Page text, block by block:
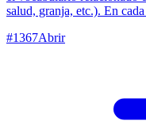
salud, granja, etc.). En
#1367Abrir